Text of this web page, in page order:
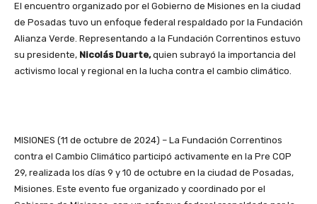
El encuentro organizado por el Gobierno de Misiones en la ciudad
de Posadas tuvo un enfoque federal respaldado por la Fundación
Alianza Verde. Representando a la Fundación Correntinos estuvo
su presidente, Nicolás Duarte,quien subrayó la importancia del
activismo local y regional en la lucha contra el cambio climático.
MISIONES (11 de octubre de 2024) – La Fundación Correntinos
contra el Cambio Climático participó activamente en la Pre COP
29, realizada los días 9 y 10 de octubre en la ciudad de Posadas,
Misiones. Este evento fue organizado y coordinado por el